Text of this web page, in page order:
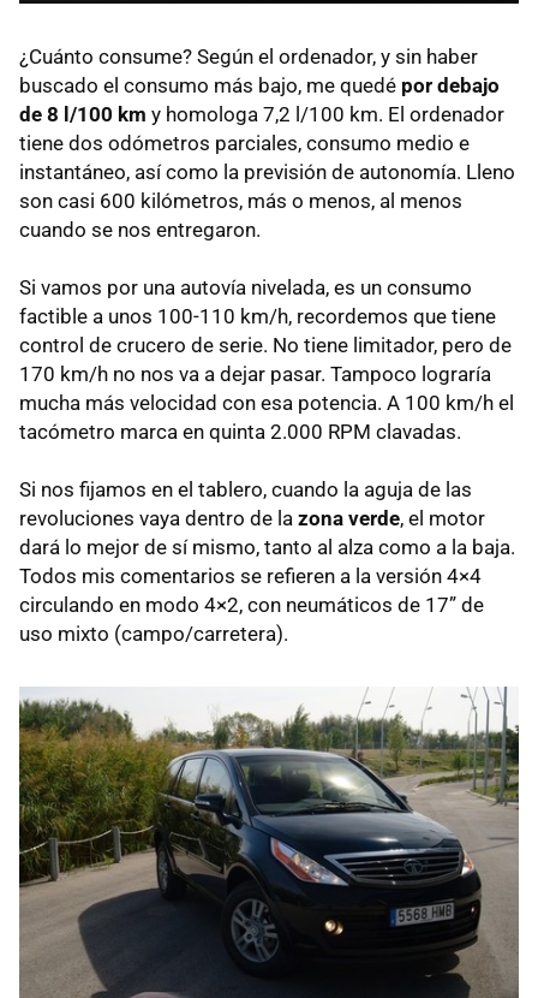
¿Cuánto consume? Según el ordenador, y sin haber
buscado el consumo más bajo, me quedé por debajo
de 8 l/100 km y homologa 7,2 l/100 km. El ordenador
tiene dos odómetros parciales, consumo medio e
instantáneo, así como la previsión de autonomía. Lleno
son casi 600 kilómetros, más o menos, al menos
cuando se nos entregaron.
Si vamos por una autovía nivelada, es un consumo
factible a unos 100-110 km/h, recordemos que tiene
control de crucero de serie. No tiene limitador, pero de
170 km/h no nos va a dejar pasar. Tampoco lograría
mucha más velocidad con esa potencia. A 100 km/h el
tacómetro marca en quinta 2.000 RPM clavadas.
Si nos fijamos en el tablero, cuando la aguja de las
revoluciones vaya dentro de la zona verde, el motor
dará lo mejor de sí mismo, tanto al alza como a la baja.
Todos mis comentarios se refieren a la versión 4×4
circulando en modo 4×2, con neumáticos de 17” de
uso mixto (campo/carretera).